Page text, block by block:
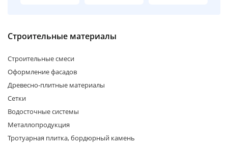
Строительные материалы
Строительные смеси
Оформление фасадов
Древесно-плитные материалы
Сетки
Водосточные системы
Металлопродукция
Тротуарная плитка, бордюрный каменьраз в 2 недели